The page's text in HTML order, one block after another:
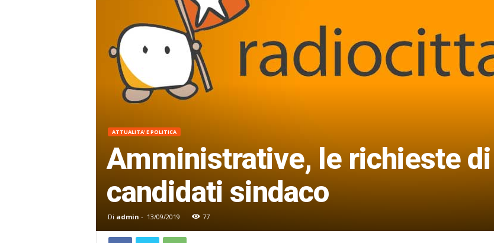
ATTUALITA' E POLITICA
Amministrative, le richieste
candidati sindaco
Di admin - 13/09/2019 77